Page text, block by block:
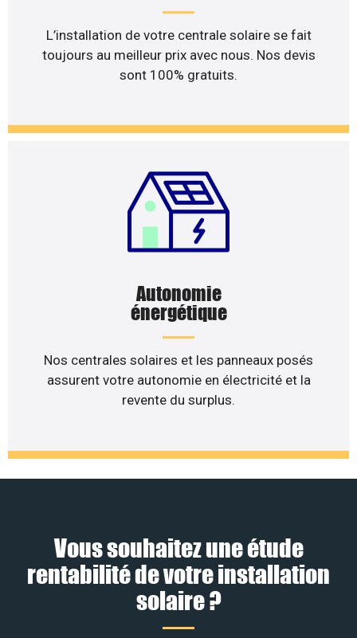
L’installation de votre centrale solaire se fait
toujours au meilleur prix avec nous. Nos devis
sont 100% gratuits.
Autonomie
énergétique
Nos centrales solaires et les panneaux posés
assurent votre autonomie en électricité et la
revente du surplus.
Vous souhaitez une étude
rentabilité de votre installation
solaire ?